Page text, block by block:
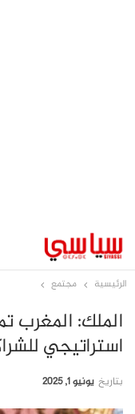
الرئيسية مجتمع
الملك: المغرب
استراتيجي
بتاريخ يونيو 1, 2025